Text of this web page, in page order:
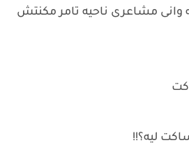
وانى مشاعرى ناحيه تامر مكنتش
ليه؟!!